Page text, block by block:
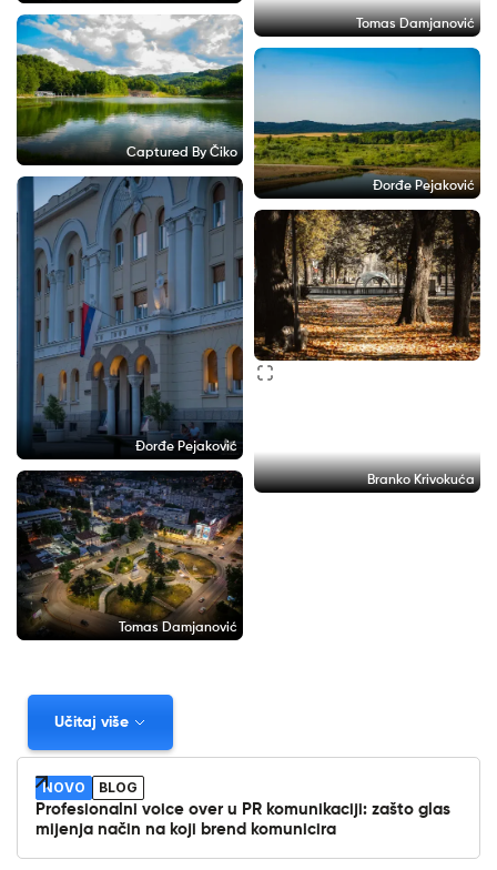
Tomas Damjanović
Captured By Čiko
Đorđe Pejaković
Đorđe Pejaković
Branko Krivokuća
Tomas Damjanović
Učitaj više
NOVO
BLOG
Profesionalni voice over u PR komunikaciji: zašto glas
mijenja način na koji brend komunicira